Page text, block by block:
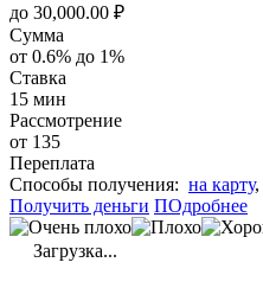
до 30,000.00 ₽
Сумма
от 0.6% до 1%
Ставка
15 мин
Рассмотрение
от 135
Переплата
Cпособы получения: на карту,
Получить деньги ПОдробнее
Загрузка...